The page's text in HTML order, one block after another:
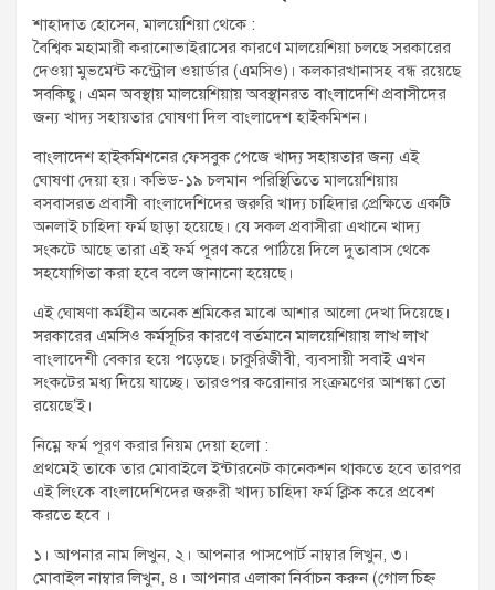
t
:
শাহাদাত হোসেন, মালয়েশিয়া থেকে :
বৈশ্বিক মহামারী করানোভাইরাসের কারণে মালয়েশিয়া চলছে সরকারের
দেওয়া মুভমেন্ট কন্ট্রোল ওয়ার্ডার (এমসিও)। কলকারখানাসহ বন্ধ রয়েছে
সবকিছু। এমন অবস্থায় মালয়েশিয়ায় অবস্থানরত বাংলাদেশি প্রবাসীদের
জন্য খাদ্য সহায়তার ঘোষণা দিল বাংলাদেশ হাইকমিশন।
বাংলাদেশ হাইকমিশনের ফেসবুক পেজে খাদ্য সহায়তার জন্য এই
ঘোষণা দেয়া হয়। কভিড-১৯ চলমান পরিস্থিতিতে মালয়েশিয়ায়
বসবাসরত প্রবাসী বাংলাদেশিদের জরুরি খাদ্য চাহিদার প্রেক্ষিতে একটি
অনলাই চাহিদা ফর্ম ছাড়া হয়েছে। যে সকল প্রবাসীরা এখানে খাদ্য
সংকটে আছে তারা এই ফর্ম পূরণ করে পাঠিয়ে দিলে দুতাবাস থেকে
সহযোগিতা করা হবে বলে জানানো হয়েছে।
এই ঘোষণা কর্মহীন অনেক শ্রমিকের মাঝে আশার আলো দেখা দিয়েছে।
সরকারের এমসিও কর্মসূচির কারণে বর্তমানে মালয়েশিয়ায় লাখ লাখ
বাংলাদেশী বেকার হয়ে পড়েছে। চাকুরিজীবী, ব্যবসায়ী সবাই এখন
সংকটের মধ্য দিয়ে যাচ্ছে। তারওপর করোনার সংক্রমণের আশঙ্কা তো
রয়েছে’ই।
নিম্নে ফর্ম পূরণ করার নিয়ম দেয়া হলো :
প্রথমেই তাকে তার মোবাইলে ইন্টারনেট কানেকশন থাকতে হবে তারপর
এই লিংকে বাংলাদেশিদের জরুরী খাদ্য চাহিদা ফর্ম ক্লিক করে প্রবেশ
করতে হবে ।
১। আপনার নাম লিখুন, ২। আপনার পাসপোর্ট নাম্বার লিখুন, ৩।
মোবাইল নাম্বার লিখুন, ৪। আপনার এলাকা নির্বাচন করুন (গোল চিহ্ন